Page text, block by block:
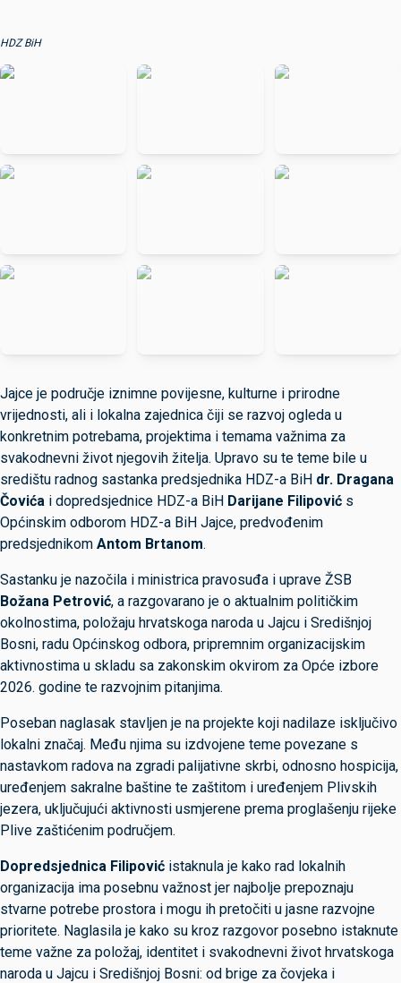
HDZ BiH
Jajce je područje iznimne povijesne, kulturne i prirodne
vrijednosti, ali i lokalna zajednica čiji se razvoj ogleda u
konkretnim potrebama, projektima i temama važnima za
svakodnevni život njegovih žitelja. Upravo su te teme bile u
središtu radnog sastanka predsjednika HDZ-a BiH dr. Dragana
Čovića i dopredsjednice HDZ-a BiH Darijane Filipović s
Općinskim odborom HDZ-a BiH Jajce, predvođenim
predsjednikom Antom Brtanom.
Sastanku je nazočila i ministrica pravosuđa i uprave ŽSB
Božana Petrović, a razgovarano je o aktualnim političkim
okolnostima, položaju hrvatskoga naroda u Jajcu i Središnjoj
Bosni, radu Općinskog odbora, pripremnim organizacijskim
aktivnostima u skladu sa zakonskim okvirom za Opće izbore
2026. godine te razvojnim pitanjima.
Poseban naglasak stavljen je na projekte koji nadilaze isključivo
lokalni značaj. Među njima su izdvojene teme povezane s
nastavkom radova na zgradi palijativne skrbi, odnosno hospicija,
uređenjem sakralne baštine te zaštitom i uređenjem Plivskih
jezera, uključujući aktivnosti usmjerene prema proglašenju rijeke
Plive zaštićenim područjem.
Dopredsjednica Filipović istaknula je kako rad lokalnih
organizacija ima posebnu važnost jer najbolje prepoznaju
stvarne potrebe prostora i mogu ih pretočiti u jasne razvojne
prioritete. Naglasila je kako su kroz razgovor posebno istaknute
teme važne za položaj, identitet i svakodnevni život hrvatskoga
naroda u Jajcu i Središnjoj Bosni: od brige za čovjeka i